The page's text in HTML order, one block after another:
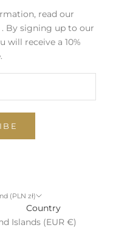
read our
. By signing up to our
will receive a 10%
(PLN zł)
Country
Islands (EUR €)